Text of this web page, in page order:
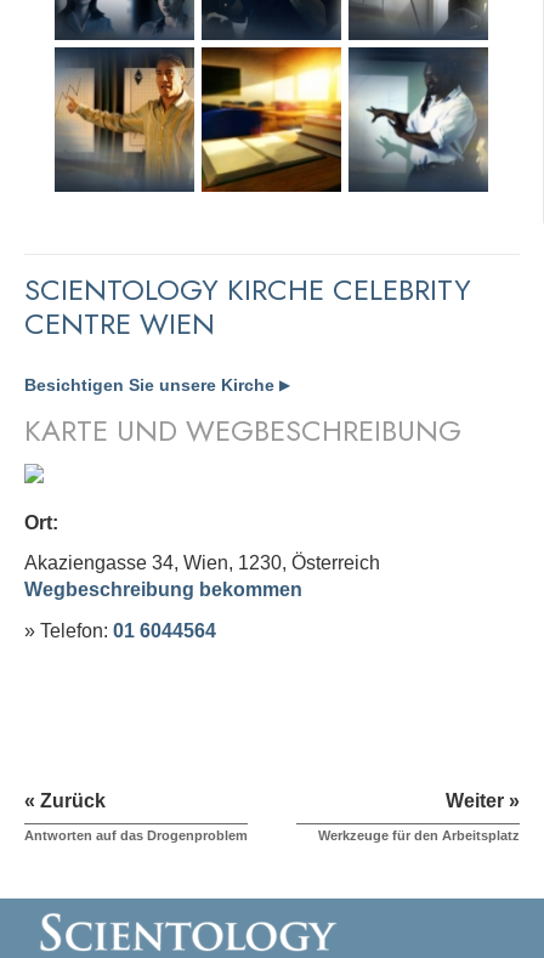
SCIENTOLOGY KIRCHE CELEBRITY
CENTRE WIEN
Besichtigen Sie unsere Kirche ▶
KARTE UND WEGBESCHREIBUNG
Ort:
Akaziengasse 34, Wien, 1230, Österreich
Wegbeschreibung bekommen
» Telefon: 01 6044564
« Zurück
Antworten auf das Drogenproblem
Weiter »
Werkzeuge für den Arbeitsplatz